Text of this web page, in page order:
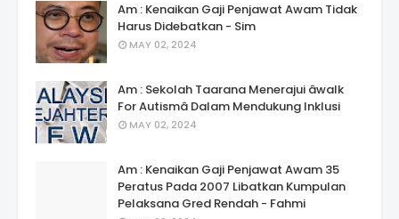
Am : Kenaikan Gaji Penjawat Awam Tidak
Harus Didebatkan - Sim
MAY 02, 2024
Am : Sekolah Taarana Menerajui âwalk
For Autismâ Dalam Mendukung Inklusi
MAY 02, 2024
Am : Kenaikan Gaji Penjawat Awam 35
Peratus Pada 2007 Libatkan Kumpulan
Pelaksana Gred Rendah - Fahmi